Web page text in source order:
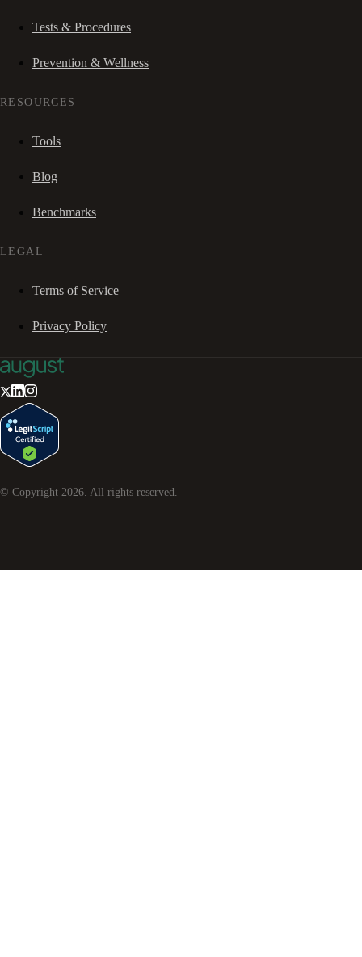
Tests & Procedures
Prevention & Wellness
RESOURCES
Tools
Blog
Benchmarks
LEGAL
Terms of Service
Privacy Policy
© Copyright 2026 . All rights reserved.